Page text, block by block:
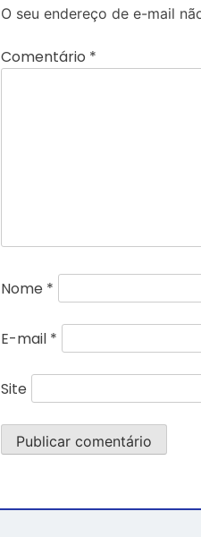
O seu endereço de e-mail
Comentário *
Nome *
E-mail *
Site